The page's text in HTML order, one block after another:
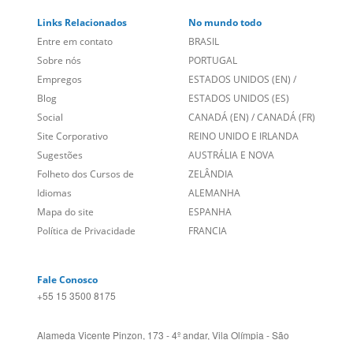
Links Relacionados
Entre em contato
Sobre nós
Empregos
Blog
Social
Site Corporativo
Sugestões
Folheto dos Cursos de
Idiomas
No mundo todo
BRASIL
PORTUGAL
ESTADOS UNIDOS (EN)/
ESTADOS UNIDOS (ES)
CANADÁ (EN) /CANADÁ (FR)
REINO UNIDO E IRLANDA
AUSTRÁLIA E NOVA
ZELÂNDIA
ALEMANHA
+55 15 3500 8175